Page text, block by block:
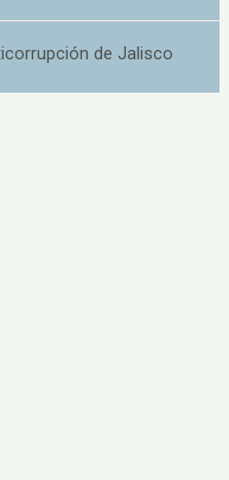
de Jalisco